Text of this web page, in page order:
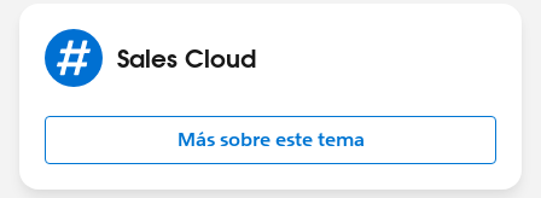
Sales Cloud
Más sobre este tema